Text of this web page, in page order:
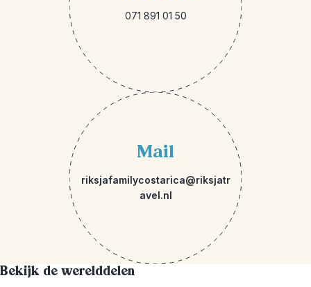
071 891 01 50
Mail
riksjafamilycostarica@riksjatr
avel.nl
Bekijk de werelddelen